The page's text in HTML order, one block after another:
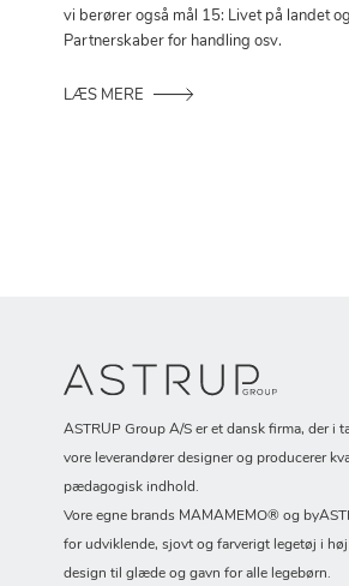
vi berører også mål 15: Livet på landet
Partnerskaber for handling osv.
LÆS MERE
ASTRUP Group A/S er et dansk firma, der i
vore leverandører designer og producerer
pædagogisk indhold.
Vore egne brands MAMAMEMO® og
for udviklende, sjovt og farverigt legetøj i
design til glæde og gavn for alle legebørn.